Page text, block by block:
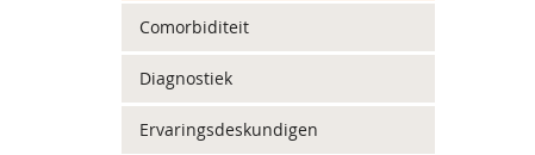
Comorbiditeit
Diagnostiek
Ervaringsdeskundigen